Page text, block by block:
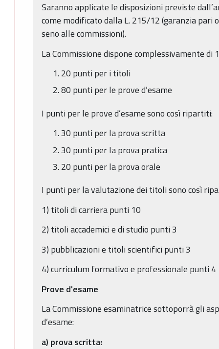
Saranno applicate le disposizioni previste
come modificato dalla L. 215/12 (garanzia
seno alle commissioni).
La Commissione dispone complessivamente
20 punti per i titoli
80 punti per le prove d’esame
I punti per le prove d’esame sono così ripartiti:
30 punti per la prova scritta
30 punti per la prova pratica
20 punti per la prova orale
I punti per la valutazione dei titoli sono così
1) titoli di carriera punti 10
2) titoli accademici e di studio punti 3
3) pubblicazioni e titoli scientifici punti 3
4) curriculum formativo e professionale punti 4
Prove d'esame
La Commissione esaminatrice sottoporrà gli
d’esame:
a) prova scritta: